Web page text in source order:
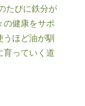
たびに鉄分が
の健康をサポ
うほど油が馴
育っていく道